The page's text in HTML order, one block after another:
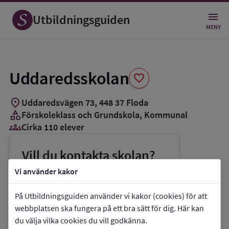
Vi använder kakor
På Utbildningsguiden använder vi kakor (cookies) för att
webbplatsen ska fungera på ett bra sätt för dig. Här kan
du välja vilka cookies du vill godkänna.
Utbildningsguiden MENY
Uddaredsskolan favorite
Spara
som
favorit
location_on Uddaredsvägen 73, 448 37 Floda
categoryFörskoleklass och Grundskola, Kommunal
groups_3Cirka 110 elever
Vill du kontakta skolan?
phoneTelefon:0302-521723
E-post: uddaredsskolan@lerum.se
link Webbplats:Uddaredsskolan